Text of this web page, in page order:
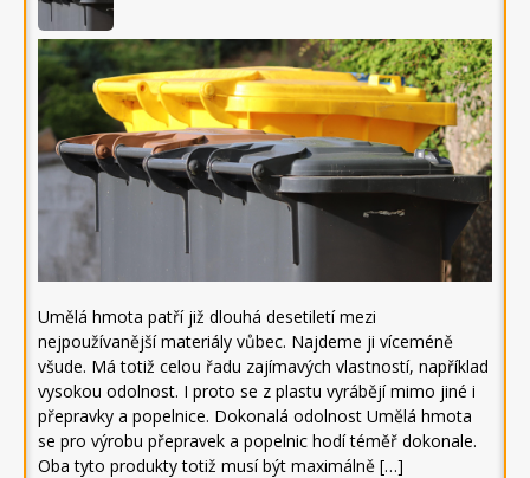
Umělá hmota patří již dlouhá desetiletí mezi
nejpoužívanější materiály vůbec. Najdeme ji víceméně
všude. Má totiž celou řadu zajímavých vlastností, například
vysokou odolnost. I proto se z plastu vyrábějí mimo jiné i
přepravky a popelnice. Dokonalá odolnost Umělá hmota
se pro výrobu přepravek a popelnic hodí téměř dokonale.
Oba tyto produkty totiž musí být maximálně […]